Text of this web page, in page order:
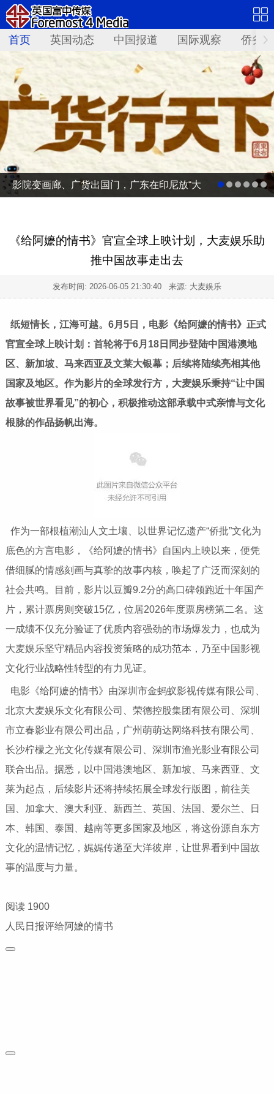
首页 英国动态 中国报道 国际观察 侨务
影院变画廊、广货出国门，广东在印尼放“大
《给阿嬷的情书》官宣全球上映计划，大麦娱乐助
推中国故事走出去
发布时间: 2026-06-05 21:30:40 来源: 大麦娱乐
纸短情长，江海可越。6月5日，电影《给阿嬷的情书》正式
官宣全球上映计划：首轮将于6月18日同步登陆中国港澳地
区、新加坡、马来西亚及文莱大银幕；后续将陆续亮相其他
国家及地区。作为影片的全球发行方，大麦娱乐秉持“让中国
故事被世界看见”的初心，积极推动这部承载中式亲情与文化
根脉的作品扬帆出海。
作为一部根植潮汕人文土壤、以世界记忆遗产“侨批”文化为
底色的方言电影，《给阿嬷的情书》自国内上映以来，便凭
借细腻的情感刻画与真挚的故事内核，唤起了广泛而深刻的
社会共鸣。目前，影片以豆瓣9.2分的高口碑领跑近十年国产
片，累计票房则突破15亿，位居2026年度票房榜第二名。这
一成绩不仅充分验证了优质内容强劲的市场爆发力，也成为
大麦娱乐坚守精品内容投资策略的成功范本，乃至中国影视
文化行业战略性转型的有力见证。
电影《给阿嬷的情书》由深圳市金蚂蚁影视传媒有限公司、
北京大麦娱乐文化有限公司、荣德控股集团有限公司、深圳
市立春影业有限公司出品，广州萌萌达网络科技有限公司、
长沙柠檬之光文化传媒有限公司、深圳市渔光影业有限公司
联合出品。据悉，以中国港澳地区、新加坡、马来西亚、文
莱为起点，后续影片还将持续拓展全球发行版图，前往美
国、加拿大、澳大利亚、新西兰、英国、法国、爱尔兰、日
本、韩国、泰国、越南等更多国家及地区，将这份源自东方
文化的温情记忆，娓娓传递至大洋彼岸，让世界看到中国故
事的温度与力量。
阅读 1900
人民日报评给阿嬷的情书